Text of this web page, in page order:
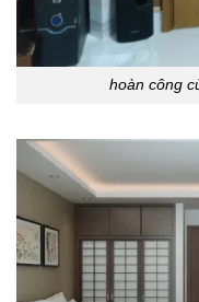
hoàn công